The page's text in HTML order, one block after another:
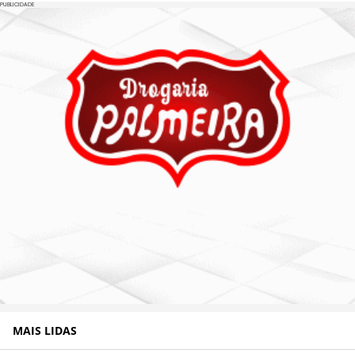
PUBLICIDADE
MAIS LIDAS